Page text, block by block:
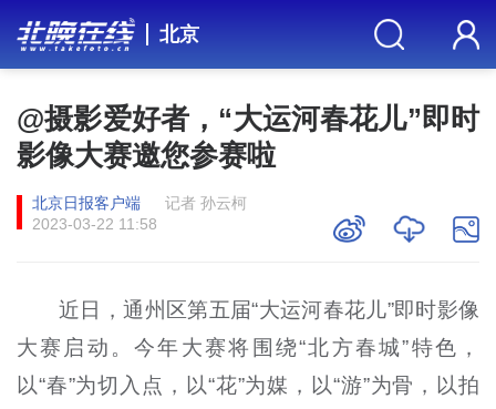
北京
@摄影爱好者，“大运河春花儿”即时
影像大赛邀您参赛啦
北京日报客户端
记者 孙云柯
2023-03-22 11:58
近日，通州区第五届“大运河春花儿”即时影像
大赛启动。今年大赛将围绕“北方春城”特色，
以“春”为切入点，以“花”为媒，以“游”为骨，以拍